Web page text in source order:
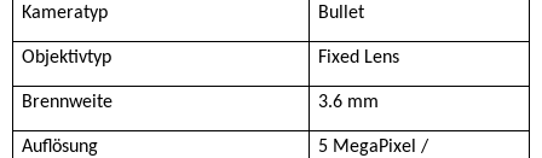
Kameratyp Bullet
Objektivtyp Fixed Lens
Brennweite 3.6 mm
Auflösung
5 MegaPixel /